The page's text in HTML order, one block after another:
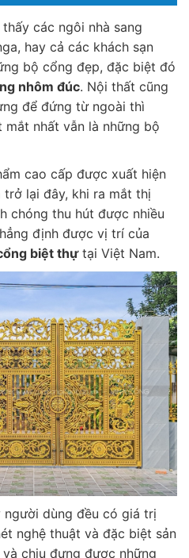
các ngôi nhà sang
hay cả các khách sạn
bộ cổng đẹp, đặc biệt đó
nhôm đúc. Nội thất cũng
để đứng từ ngoài thì
nhất vẫn là những bộ
cao cấp được xuất hiện
lại đây, khi ra mắt thị
chóng thu hút được nhiều
định được vị trí của
biệt thựtại Việt Nam.
người dùng đều có giá trị
nghệ thuật và đặc biệt sản
chịu đựng được những